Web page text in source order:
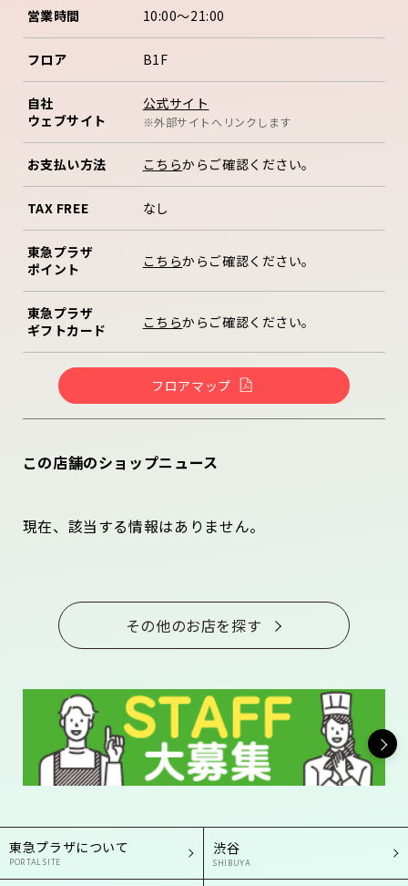
営業時間 10:00～21:00
フロア B1F
自社
ウェブサイト
公式サイト
※外部サイトへリンクします
お支払い方法 こちらからご確認ください。
TAX FREE なし
東急プラザ
ポイント
こちらからご確認ください。
東急プラザ
ギフトカード
こちらからご確認ください。
フロアマップ
この店舗のショップニュース
現在、該当する情報はありません。
その他のお店を探す
東急プラザについて
PORTAL SITE
渋谷
SHIBUYA